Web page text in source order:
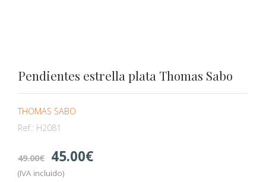
Pendientes estrella plata Thomas Sabo
THOMAS SABO
Ref.: H2081
49.00 45.00
(IVA incluido)